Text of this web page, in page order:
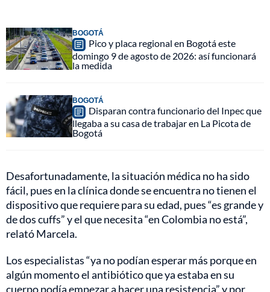
BOGOTÁ
Pico y placa regional en Bogotá este
domingo 9 de agosto de 2026: así funcionará
la medida
BOGOTÁ
Disparan contra funcionario del Inpec que
llegaba a su casa de trabajar en La Picota de
Bogotá
Desafortunadamente, la situación médica no ha sido
fácil, pues en la clínica donde se encuentra no tienen el
dispositivo que requiere para su edad, pues “es grande y
de dos cuffs” y el que necesita “en Colombia no está”,
relató Marcela.
Los especialistas “ya no podían esperar más porque en
algún momento el antibiótico que ya estaba en su
cuerpo podía empezar a hacer una resistencia” y por